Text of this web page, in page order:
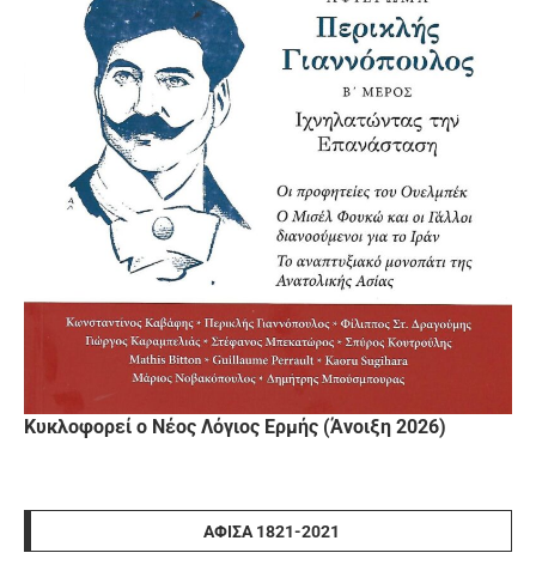
Κυκλοφορεί ο Νέος Λόγιος Ερμής (Άνοιξη 2026)
ΑΦΊΣΑ 1821-2021